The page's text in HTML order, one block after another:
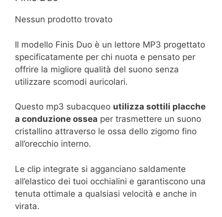
Nessun prodotto trovato
Il modello Finis Duo è un lettore MP3 progettato
specificatamente per chi nuota e pensato per
offrire la migliore qualità del suono senza
utilizzare scomodi auricolari.
Questo mp3 subacqueo utilizza sottili placche
a conduzione ossea per trasmettere un suono
cristallino attraverso le ossa dello zigomo fino
all’orecchio interno.
Le clip integrate si agganciano saldamente
all’elastico dei tuoi occhialini e garantiscono una
tenuta ottimale a qualsiasi velocità e anche in
virata.